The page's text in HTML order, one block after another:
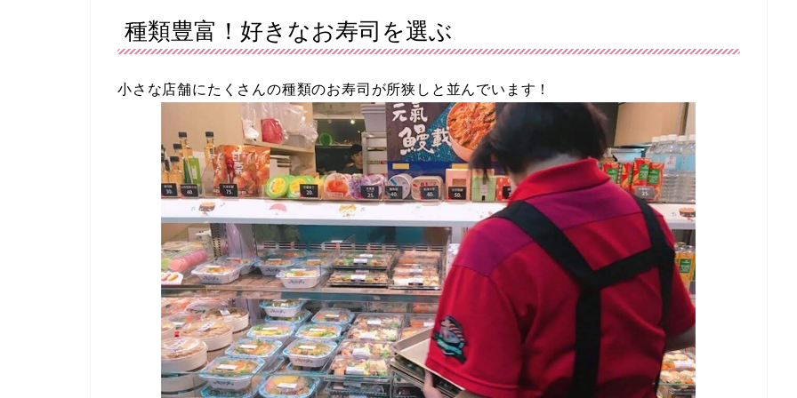
種類豊富！好きなお寿司を選ぶ
小さな店舗にたくさんの種類のお寿司が所狭しと並んでいます！